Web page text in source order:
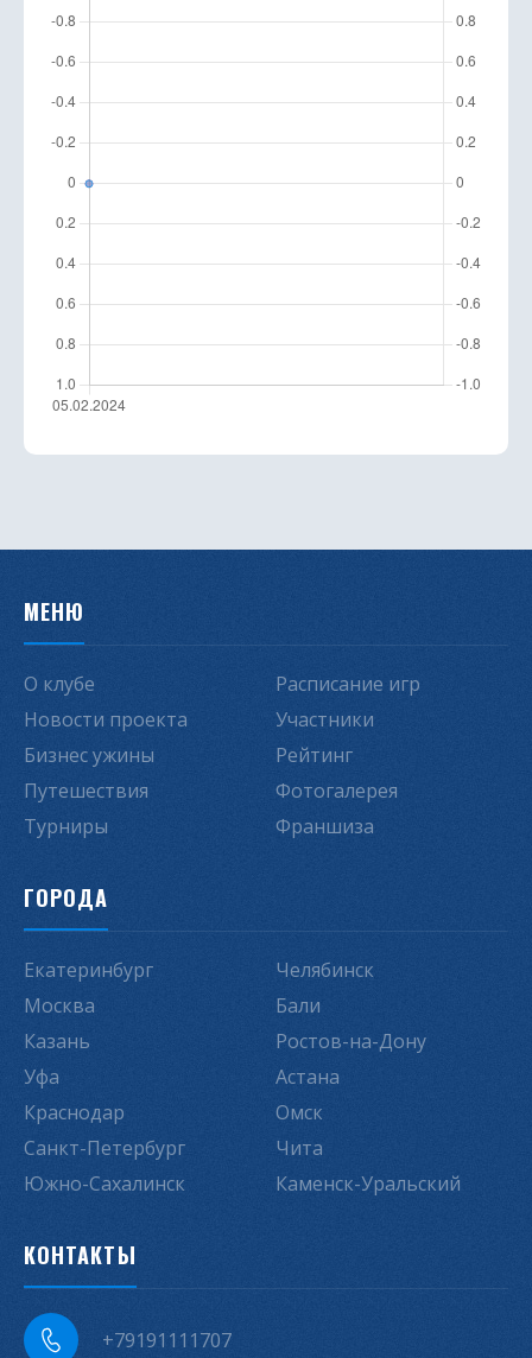
МЕНЮ
О клубе
Новости проекта
Бизнес ужины
Путешествия
Турниры
Расписание игр
Участники
Рейтинг
Фотогалерея
Франшиза
ГОРОДА
Екатеринбург
Москва
Казань
Уфа
Краснодар
Санкт-Петербург
Южно-Сахалинск
Челябинск
Бали
Ростов-на-Дону
Астана
Омск
Чита
Каменск-Уральский
КОНТАКТЫ
+79191111707